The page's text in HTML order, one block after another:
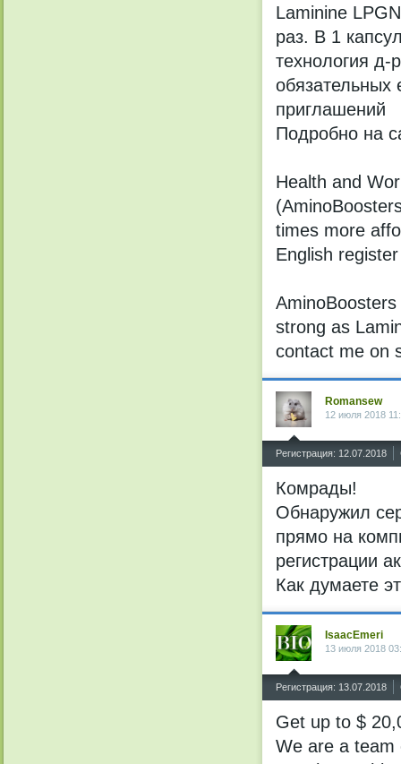
Laminine
раз. В 1
технология д-
обязательных
приглашений
Подробно на
Health and
times more
English
strong as
contact me on
Romansew
12 июля 2018
Регистрация: 12.07.2018
Комрады!
Обнаружил
прямо на
регистрации
Как думаете
IsaacEmeri
13 июля 2018
Регистрация: 13.07.2018
Gеt up tо $
Wе are а tеаm